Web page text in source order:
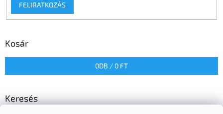
FELIRATKOZÁS
Kosár
0DB / 0 FT
Keresés